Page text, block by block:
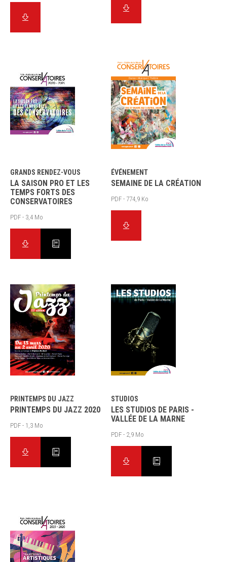
GRANDS RENDEZ-VOUS
LA SAISON PRO ET LES
TEMPS FORTS DES
CONSERVATOIRES
PDF - 3,4 Mo
ÉVÉNEMENT
SEMAINE DE LA CRÉATION
PDF - 774,9 Ko
PRINTEMPS DU JAZZ
PRINTEMPS DU JAZZ 2020
PDF - 1,3 Mo
STUDIOS
LES STUDIOS DE PARIS -
VALLÉE DE LA MARNE
PDF - 2,9 Mo